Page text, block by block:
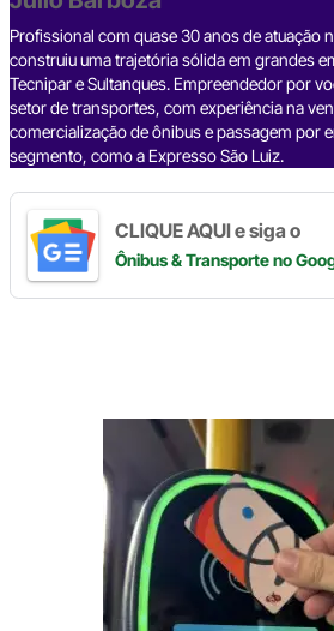
k
Profissional com quase 30 anos de atuação
construiu uma trajetória sólida em grandes
Tecnipar e Sultanques. Empreendedor por
setor de transportes, com experiência na
comercialização de ônibus e passagem por
segmento, como a Expresso São Luiz.
CLIQUE AQUI e siga o
Ônibus & Transporteno